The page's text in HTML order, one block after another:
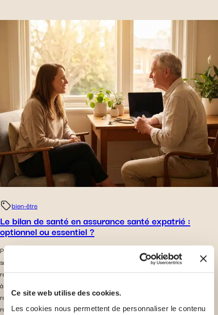
Ce site web utilise des cookies.
Les cookies nous permettent de personnaliser le contenu
bien-être
Le bilan de santé en assurance santé expatrié :
optionnel ou essentiel ?
Pour commencer, quelques points clés sur les bilans annuels en assurance
santé pour expatriés : L’examen médical annuel que beaucoup d’expatriés
repoussent La plupart des expatriés connaissent ce sentiment : on s’installe
à l’étranger avec l’intention de bien faire attention à sa santé. On se
renseigne sur les hôpitaux, on organise ses documents d’assurance, on
repère une clinique […]